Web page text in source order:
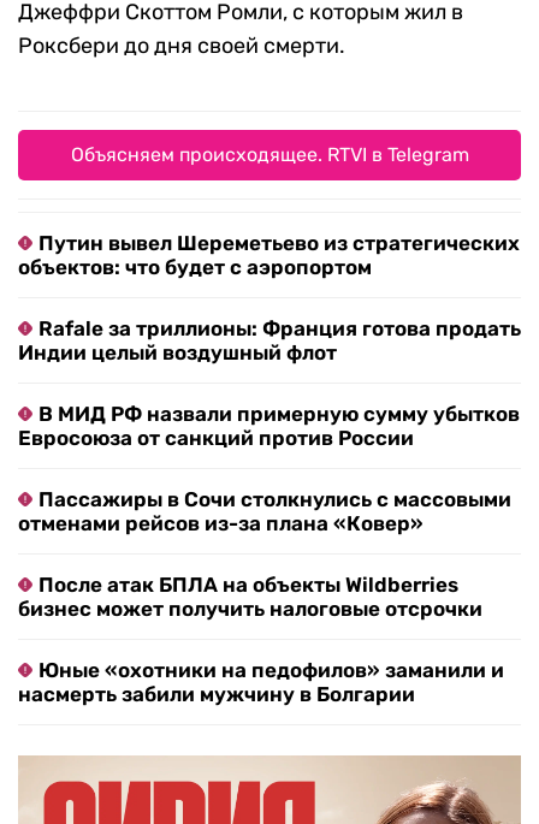
Джеффри Скоттом Ромли, с которым жил в
Роксбери до дня своей смерти.
Объясняем происходящее. RTVI в Telegram
Путин вывел Шереметьево из стратегических
объектов: что будет с аэропортом
Rafale за триллионы: Франция готова продать
Индии целый воздушный флот
В МИД РФ назвали примерную сумму убытков
Евросоюза от санкций против России
Пассажиры в Сочи столкнулись с массовыми
отменами рейсов из-за плана «Ковер»
После атак БПЛА на объекты Wildberries
бизнес может получить налоговые отсрочки
Юные «охотники на педофилов» заманили и
насмерть забили мужчину в Болгарии